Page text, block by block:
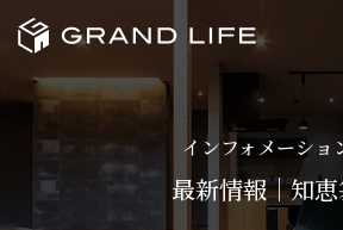
インフォメーショ
最新情報｜知